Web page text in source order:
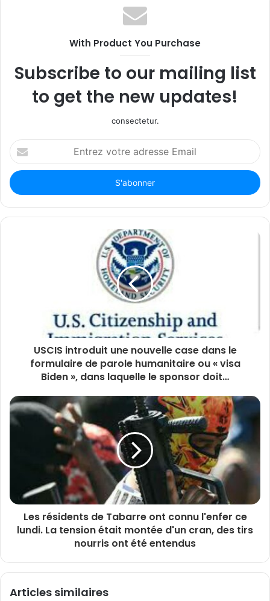
With Product You Purchase
Subscribe to our mailing list
to get the new updates!
consectetur.
Entrez
votre
adresse
Email
USCIS introduit une nouvelle case dans le
formulaire de parole humanitaire ou « visa
Biden », dans laquelle le sponsor doit…
Les résidents de Tabarre ont connu l'enfer ce
lundi. La tension était montée d'un cran, des tirs
nourris ont été entendus
Articles similaires